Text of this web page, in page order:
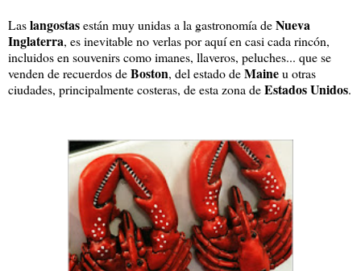
Laslangostasestán muy unidas a la gastronomía deNueva
Inglaterra, es inevitable no verlas por aquí en casi cada rincón,
incluidos en souvenirs como imanes, llaveros, peluches... que se
venden de recuerdos deBoston, del estado deMaineu otras
ciudades, principalmente costeras, de esta zona deEstados Unidos.